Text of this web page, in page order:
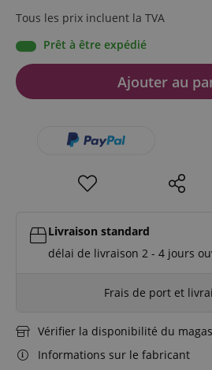
Tous les prix incluent la TVA
Prêt à être expédié
Ajouter au
Livraison standard
délai de livraison 2 - 4 jours
Frais de port et
Vérifier la disponibilité du
Informations sur le fabricant